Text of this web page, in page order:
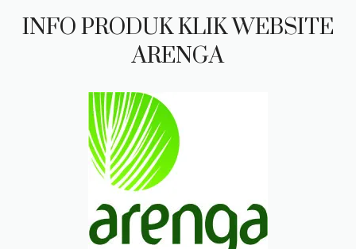
INFO PRODUK KLIK WEBSITE
ARENGA